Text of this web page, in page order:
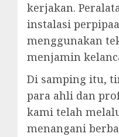
kerjakan.
instalasi
menggunakan
menjamin
Di samping itu,
para ahli dan
kami telah
menangani